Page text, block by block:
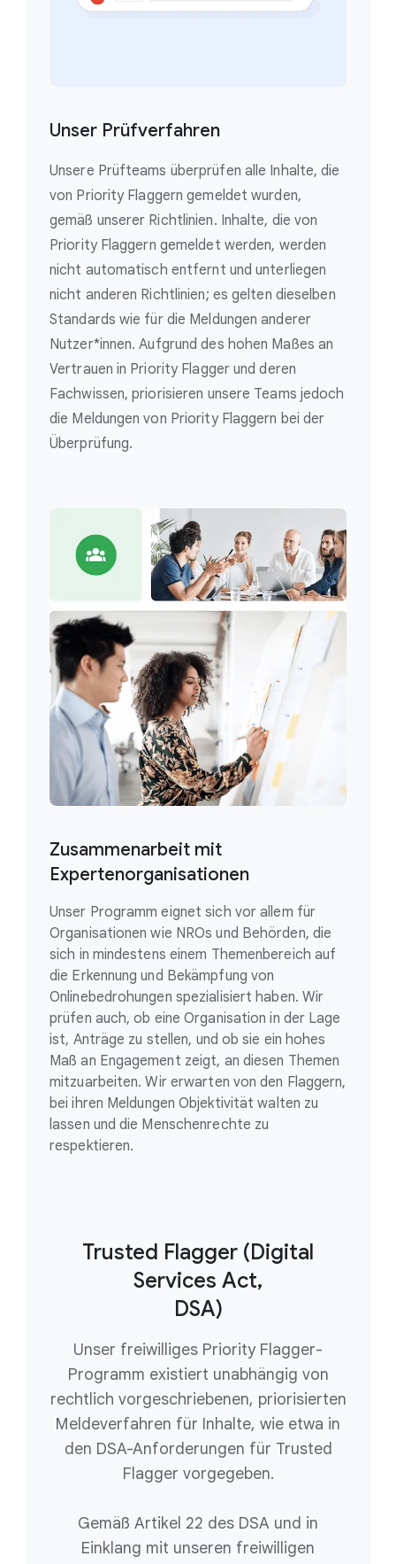
Unser Prüfverfahren
Unsere Prüfteams überprüfen alle Inhalte, die
von Priority Flaggern gemeldet wurden,
gemäß unserer Richtlinien. Inhalte, die von
Priority Flaggern gemeldet werden, werden
nicht automatisch entfernt und unterliegen
nicht anderen Richtlinien; es gelten dieselben
Standards wie für die Meldungen anderer
Nutzer*innen. Aufgrund des hohen Maßes an
Vertrauen in Priority Flagger und deren
Fachwissen, priorisieren unsere Teams jedoch
die Meldungen von Priority Flaggern bei der
Überprüfung.
Zusammenarbeit mit
Expertenorganisationen
Unser Programm eignet sich vor allem für
Organisationen wie NROs und Behörden, die
sich in mindestens einem Themenbereich auf
die Erkennung und Bekämpfung von
Onlinebedrohungen spezialisiert haben. Wir
prüfen auch, ob eine Organisation in der Lage
ist, Anträge zu stellen, und ob sie ein hohes
Maß an Engagement zeigt, an diesen Themen
mitzuarbeiten. Wir erwarten von den Flaggern,
bei ihren Meldungen Objektivität walten zu
lassen und die Menschenrechte zu
respektieren.
Trusted Flagger (Digital
Services Act,
DSA)
Unser freiwilliges Priority Flagger-
Programm existiert unabhängig von
rechtlich vorgeschriebenen, priorisierten
Meldeverfahren für Inhalte, wie etwa in
den DSA-Anforderungen für Trusted
Flagger vorgegeben.
Gemäß Artikel 22 des DSA und in
Einklang mit unseren freiwilligen